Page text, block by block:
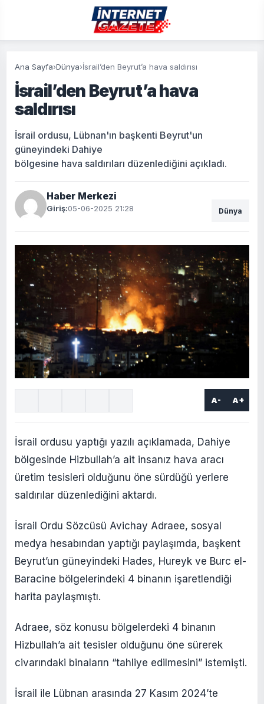
Ana Sayfa›Dünya›İsrail’den Beyrut’a hava saldırısı
İsrail’den Beyrut’a hava
saldırısı
İsrail ordusu, Lübnan'ın başkenti Beyrut'un
güneyindeki Dahiye
bölgesine hava saldırıları düzenlediğini açıkladı.
Haber Merkezi
Giriş:05-06-2025 21:28 Dünya
A- A+
İsrail ordusu yaptığı yazılı açıklamada, Dahiye
bölgesinde Hizbullah’a ait insanız hava aracı
üretim tesisleri olduğunu öne sürdüğü yerlere
saldırılar düzenlediğini aktardı.
İsrail Ordu Sözcüsü Avichay Adraee, sosyal
medya hesabından yaptığı paylaşımda, başkent
Beyrut’un güneyindeki Hades, Hureyk ve Burc el-
Baracine bölgelerindeki 4 binanın işaretlendiği
harita paylaşmıştı.
Adraee, söz konusu bölgelerdeki 4 binanın
Hizbullah’a ait tesisler olduğunu öne sürerek
civarındaki binaların “tahliye edilmesini” istemişti.
İsrail ile Lübnan arasında 27 Kasım 2024’te